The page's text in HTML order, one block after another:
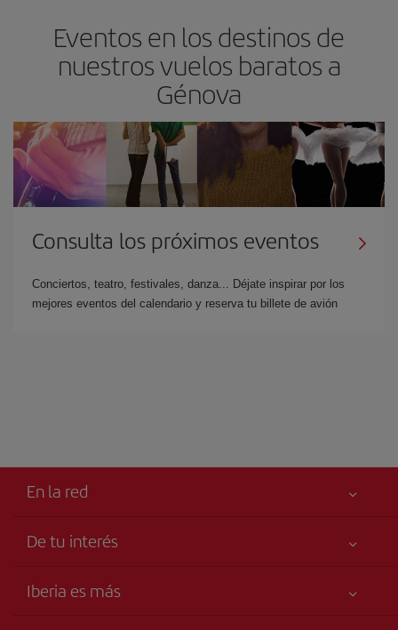
Eventos en los destinos de
nuestros vuelos baratos a
Génova
Consulta los próximos eventos
Conciertos, teatro, festivales, danza... Déjate inspirar por los
mejores eventos del calendario y reserva tu billete de avión
En la red
De tu interés
Accesibilidad
Iberia es más